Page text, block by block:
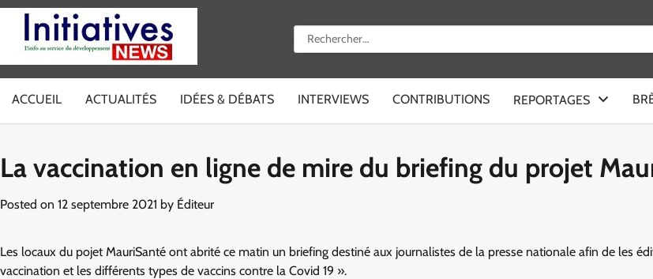
Skip
content
Rechercher :
ACCUEIL ACTUALITÉS IDÉES & DÉBATS INTERVIEWS CONTRIBUTIONS REPORTAGES
La vaccination en ligne de mire du briefing du projet
Posted on 12 septembre 2021 by Éditeur
Les locaux du pojet MauriSanté ont abrité ce matin un briefing destiné aux journalistes de la presse nationale afin de les
vaccination et les différents types de vaccins contre la Covid 19 ».